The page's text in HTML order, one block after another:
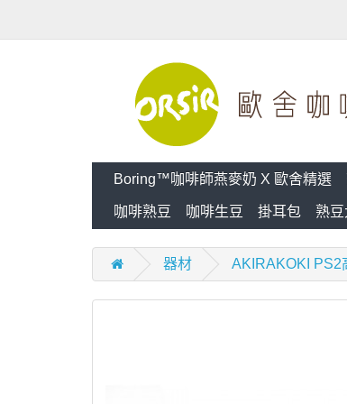
Boring™咖啡師燕麥奶 X 歐舍精選
咖啡熟豆 咖啡生豆 掛耳包 熟
器材 AKIRAKOKI PS2